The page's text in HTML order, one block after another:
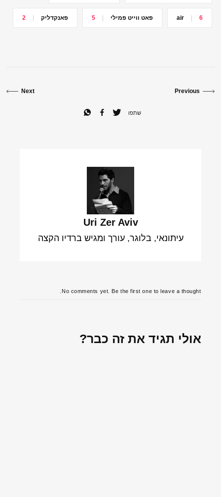
air 6 פאט ווייט פמילי 5 פאנקדליק 2
Previous
Next
שתפו
Uri Zer Aviv
עיתונאי, בלוגר, עורך ומגיש ברדיו הקצה
No comments yet. Be the first one to leave a thought.
אולי תגיד את זה כבר?